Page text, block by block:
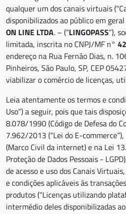
qualquer um dos canais virtuais
disponibilizados ao público em
ON LINE LTDA. – (“LINGOPASS”),
limitada, inscrita no CNPJ/MF n°
endereço na Rua Fernão Dias, n.
Pinheiros, São Paulo, SP, CEP
viabilizar o comércio de licenças,
Leia atentamente os termos e
Uso”) a seguir, pois que tais
8.078/1990 (Código de Defesa do
7.962/2013 (“Lei do E-
(Marco Civil da internet) e na Lei
Proteção de Dados Pessoais -
de acesso e uso dos Canais
e condições aplicáveis às
produtos (“Licenças utilizando
intermédio deles disponibilizadas